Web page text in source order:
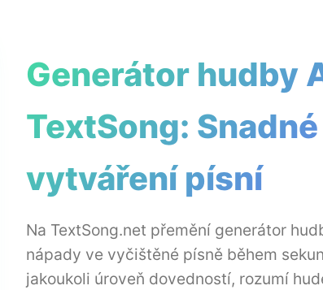
Generátor hudby
TextSong: Snadné
vytváření písní
Na TextSong.net přemění generátor
nápady ve vyčištěné písně během
jakoukoli úroveň dovedností, rozumí